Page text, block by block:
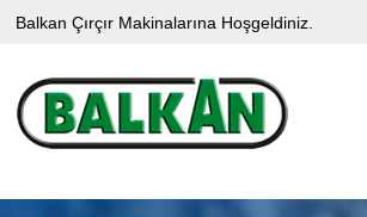
Balkan Çırçır Makinalarına Hoşgeldiniz.